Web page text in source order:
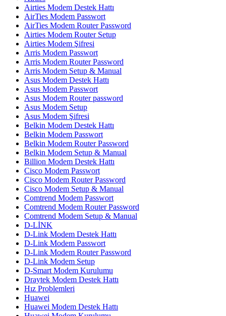
Airties Modem Destek Hattı
AirTies Modem Passwort
AirTies Modem Router Password
Airties Modem Router Setup
Airties Modem Şifresi
Arris Modem Passwort
Arris Modem Router Password
Arris Modem Setup & Manual
Asus Modem Destek Hattı
Asus Modem Passwort
Asus Modem Router password
Asus Modem Setup
Asus Modem Şifresi
Belkin Modem Destek Hattı
Belkin Modem Passwort
Belkin Modem Router Password
Belkin Modem Setup & Manual
Billion Modem Destek Hattı
Cisco Modem Passwort
Cisco Modem Router Password
Cisco Modem Setup & Manual
Comtrend Modem Passwort
Comtrend Modem Router Password
Comtrend Modem Setup & Manual
D-LİNK
D-Link Modem Destek Hattı
D-Link Modem Passwort
D-Link Modem Router Password
D-Link Modem Setup
D-Smart Modem Kurulumu
Draytek Modem Destek Hattı
Hız Problemleri
Huawei
Huawei Modem Destek Hattı